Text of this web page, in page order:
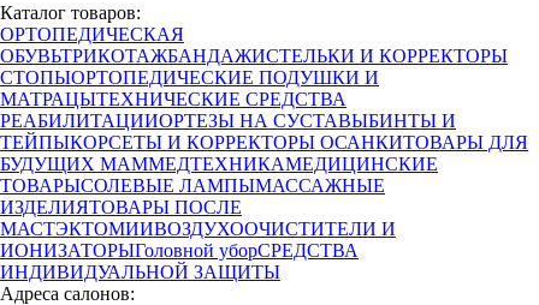
Каталог товаров:
ОРТОПЕДИЧЕСКАЯ
ОБУВЬТРИКОТАЖБАНДАЖИСТЕЛЬКИ И КОРРЕКТОРЫ
СТОПЫОРТОПЕДИЧЕСКИЕ ПОДУШКИ И
МАТРАЦЫТЕХНИЧЕСКИЕ СРЕДСТВА
РЕАБИЛИТАЦИИОРТЕЗЫ НА СУСТАВЫБИНТЫ И
ТЕЙПЫКОРСЕТЫ И КОРРЕКТОРЫ ОСАНКИТОВАРЫ ДЛЯ
БУДУЩИХ МАММЕДТЕХНИКАМЕДИЦИНСКИЕ
ТОВАРЫСОЛЕВЫЕ ЛАМПЫМАССАЖНЫЕ
ИЗДЕЛИЯТОВАРЫ ПОСЛЕ
МАСТЭКТОМИИВОЗДУХООЧИСТИТЕЛИ И
ИОНИЗАТОРЫГоловной уборСРЕДСТВА
ИНДИВИДУАЛЬНОЙ ЗАЩИТЫ
Адреса салонов: